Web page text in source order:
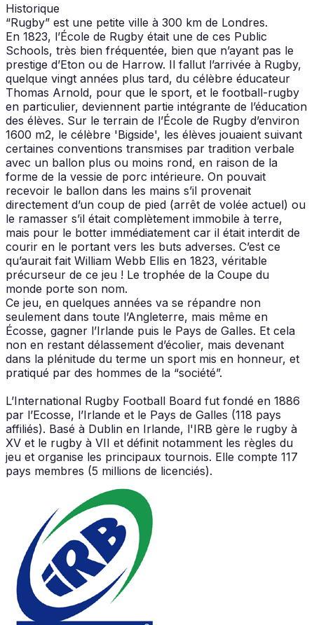
Historique
“Rugby” est une petite ville à 300 km de Londres.
En 1823, l’École de Rugby était une de ces Public
Schools, très bien fréquentée, bien que n’ayant pas le
prestige d’Eton ou de Harrow. Il fallut l’arrivée à Rugby,
quelque vingt années plus tard, du célèbre éducateur
Thomas Arnold, pour que le sport, et le football-rugby
en particulier, deviennent partie intégrante de l’éducation
des élèves. Sur le terrain de l’École de Rugby d’environ
1600 m2, le célèbre 'Bigside', les élèves jouaient suivant
certaines conventions transmises par tradition verbale
avec un ballon plus ou moins rond, en raison de la
forme de la vessie de porc intérieure. On pouvait
recevoir le ballon dans les mains s’il provenait
directement d’un coup de pied (arrêt de volée actuel) ou
le ramasser s’il était complètement immobile à terre,
mais pour le botter immédiatement car il était interdit de
courir en le portant vers les buts adverses. C’est ce
qu’aurait fait William Webb Ellis en 1823, véritable
précurseur de ce jeu ! Le trophée de la Coupe du
monde porte son nom.
Ce jeu, en quelques années va se répandre non
seulement dans toute l’Angleterre, mais même en
Écosse, gagner l’Irlande puis le Pays de Galles. Et cela
non en restant délassement d’écolier, mais devenant
dans la plénitude du terme un sport mis en honneur, et
pratiqué par des hommes de la “société”.
L’International Rugby Football Board fut fondé en 1886
par l’Ecosse, l’Irlande et le Pays de Galles (118 pays
affiliés). Basé à Dublin en Irlande, l'IRB gère le rugby à
XV et le rugby à VII et définit notamment les règles du
jeu et organise les principaux tournois. Elle compte 117
pays membres (5 millions de licenciés).